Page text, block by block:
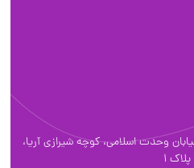
وحدت اسلامی، کوچه شیرازی آریا،
۱